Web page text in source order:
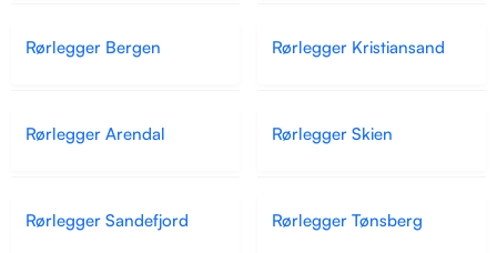
Rørlegger Bergen Rørlegger Kristiansand
Rørlegger Arendal Rørlegger Skien
Rørlegger Sandefjord Rørlegger Tønsberg